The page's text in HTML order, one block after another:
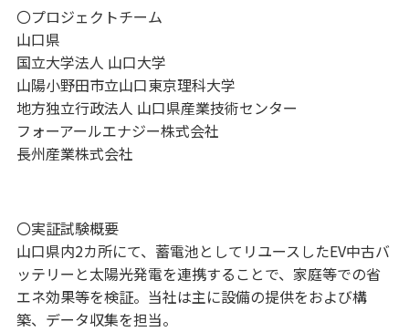
〇プロジェクトチーム
山口県
国立大学法人 山口大学
山陽小野田市立山口東京理科大学
地方独立行政法人 山口県産業技術センター
フォーアールエナジー株式会社
長州産業株式会社
〇実証試験概要
山口県内2カ所にて、蓄電池としてリユースしたEV中古バ
ッテリーと太陽光発電を連携することで、家庭等での省
エネ効果等を検証。当社は主に設備の提供をおよび構
築、データ収集を担当。